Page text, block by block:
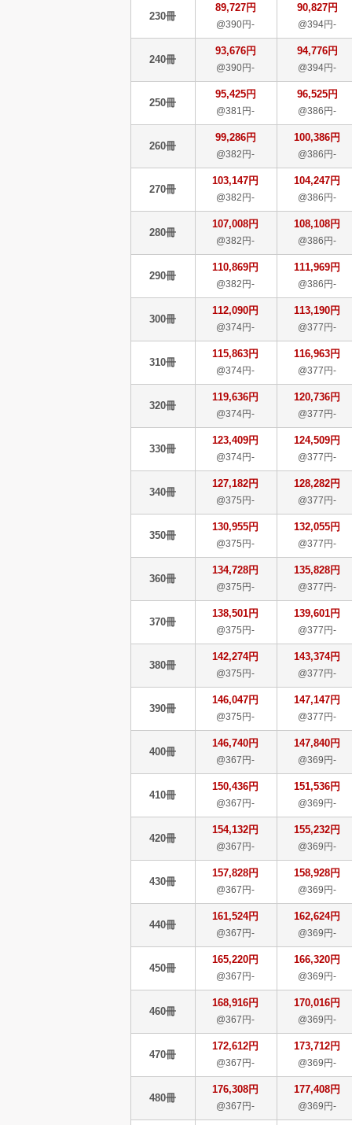
230冊
89,727円
@390円-
90,827円
@394円-
240冊
93,676円
@390円-
94,776円
@394円-
250冊
95,425円
@381円-
96,525円
@386円-
260冊
99,286円
@382円-
100,386円
@386円-
270冊
103,147円
@382円-
104,247円
@386円-
280冊
107,008円
@382円-
108,108円
@386円-
290冊
110,869円
@382円-
111,969円
@386円-
300冊
112,090円
@374円-
113,190円
@377円-
310冊
115,863円
@374円-
116,963円
@377円-
320冊
119,636円
@374円-
120,736円
@377円-
330冊
123,409円
@374円-
124,509円
@377円-
340冊
127,182円
@375円-
128,282円
@377円-
350冊
130,955円
@375円-
132,055円
@377円-
360冊
134,728円
@375円-
135,828円
@377円-
370冊
138,501円
@375円-
139,601円
@377円-
380冊
142,274円
@375円-
143,374円
@377円-
390冊
146,047円
@375円-
147,147円
@377円-
400冊
146,740円
@367円-
147,840円
@369円-
410冊
150,436円
@367円-
151,536円
@369円-
420冊
154,132円
@367円-
155,232円
@369円-
430冊
157,828円
@367円-
158,928円
@369円-
440冊
161,524円
@367円-
162,624円
@369円-
450冊
165,220円
@367円-
166,320円
@369円-
460冊
168,916円
@367円-
170,016円
@369円-
470冊
172,612円
@367円-
173,712円
@369円-
480冊
176,308円
@367円-
177,408円
@369円-